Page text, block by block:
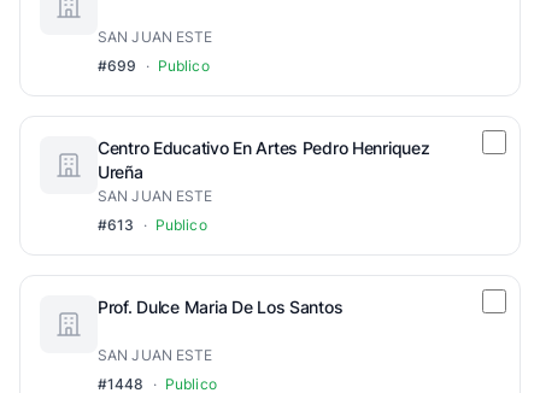
SAN JUAN ESTE
#699
· Publico
Centro Educativo En Artes Pedro Henriquez
Ureña
SAN JUAN ESTE
#613
· Publico
Prof. Dulce Maria De Los Santos
SAN JUAN ESTE
#1448
· Publico